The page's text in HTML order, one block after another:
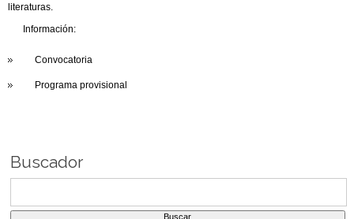
literaturas.
Información:
Convocatoria
Programa provisional
Buscador